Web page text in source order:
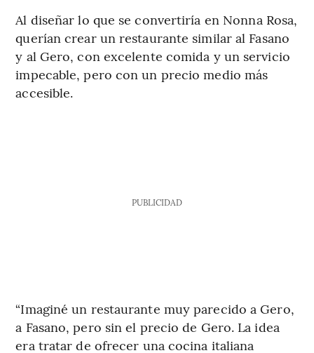
Al diseñar lo que se convertiría en Nonna Rosa,
querían crear un restaurante similar al Fasano
y al Gero, con excelente comida y un servicio
impecable, pero con un precio medio más
accesible.
PUBLICIDAD
“Imaginé un restaurante muy parecido a Gero,
a Fasano, pero sin el precio de Gero. La idea
era tratar de ofrecer una cocina italiana